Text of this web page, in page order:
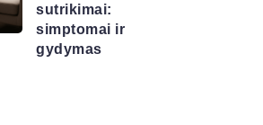
sutrikimai:
simptomai ir
gydymas